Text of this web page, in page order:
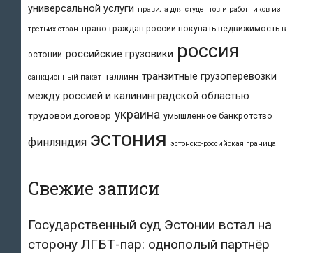
универсальной услуги правила для студентов и работников из
третьих стран право граждан россии покупать недвижимость в
эстонии российские грузовики россия
санкционный пакет таллинн транзитные грузоперевозки
между россией и калининградской областью
трудовой договор украина умышленное банкротство
финляндия эстония эстонско-российская граница
Свежие записи
Государственный суд Эстонии встал на
сторону ЛГБТ-пар: однополый партнёр